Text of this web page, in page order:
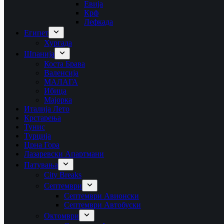
Евија
Крф
Лефкада
Египет
Хургада
Шпанија
Коста Брава
Валенсија
МАЛАГА
Ибица
Мајорка
Италија Лето
Крстарења
Тунис
Турција
Црна Гора
Лазаревски Апартмани
Патувања
City Breaks
Септември
Септември Авионски
Септември Автобуски
Октомври